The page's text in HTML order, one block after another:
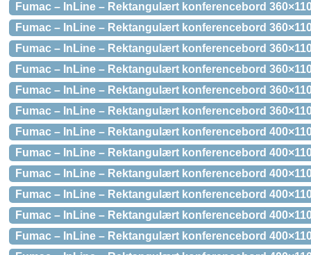
Fumac – InLine – Rektangulært konferencebord
Fumac – InLine – Rektangulært konferencebord
Fumac – InLine – Rektangulært konferencebord
Fumac – InLine – Rektangulært konferencebord
Fumac – InLine – Rektangulært konferencebord
Fumac – InLine – Rektangulært konferencebord
Fumac – InLine – Rektangulært konferencebord
Fumac – InLine – Rektangulært konferencebord
Fumac – InLine – Rektangulært konferencebord
Fumac – InLine – Rektangulært konferencebord
Fumac – InLine – Rektangulært konferencebord
Fumac – InLine – Rektangulært konferencebord